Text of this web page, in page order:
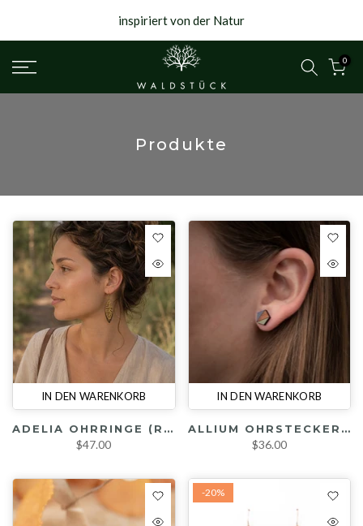
mit Liebe zum Detail handgemacht
0
Produkte
IN DEN WARENKORB
ADELIA OHRRINGE (RÄUCHEREICHE / MESSING)
$47.00
IN DEN WARENKORB
ALLIUM OHRSTECKER (KIRSCHE / GRÜN / BLAU)
$36.00
-20%